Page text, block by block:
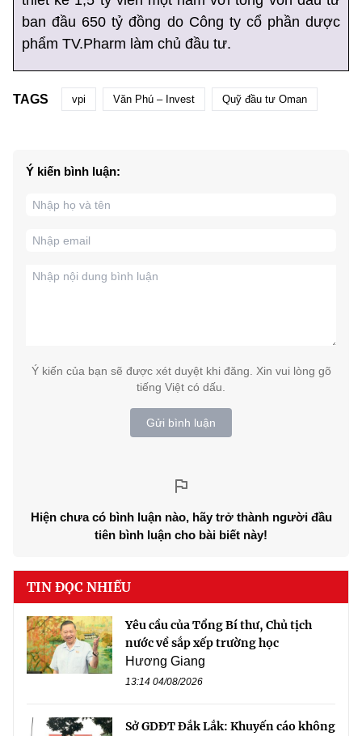
ban đầu 650 tỷ đồng do Công ty cổ phần dược
phẩm TV.Pharm làm chủ đầu tư.
TAGS vpi Văn Phú – Invest Quỹ đầu tư Oman
Ý kiến bình luận:
Ý kiến của bạn sẽ được xét duyệt khi đăng. Xin vui lòng gõ
tiếng Việt có dấu.
Gửi bình luận
Hiện chưa có bình luận nào, hãy trở thành người đầu
tiên bình luận cho bài biết này!
TIN ĐỌC NHIỀU
Yêu cầu của Tổng Bí thư, Chủ tịch
nước về sắp xếp trường học
Hương Giang
13:14 04/08/2026
Sở GDĐT Đắk Lắk: Khuyến cáo không